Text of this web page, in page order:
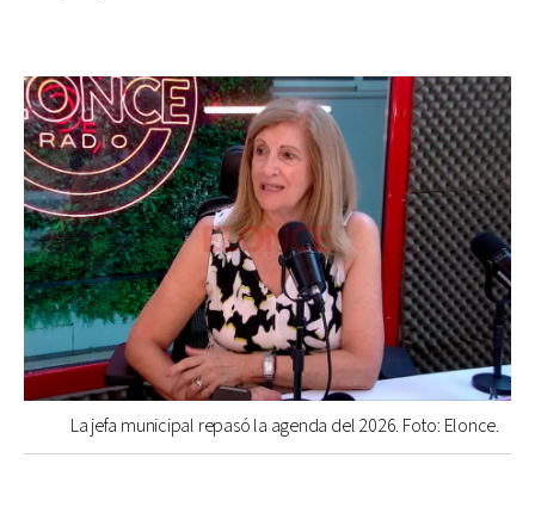
La jefa municipal repasó la agenda del 2026. Foto: Elonce.